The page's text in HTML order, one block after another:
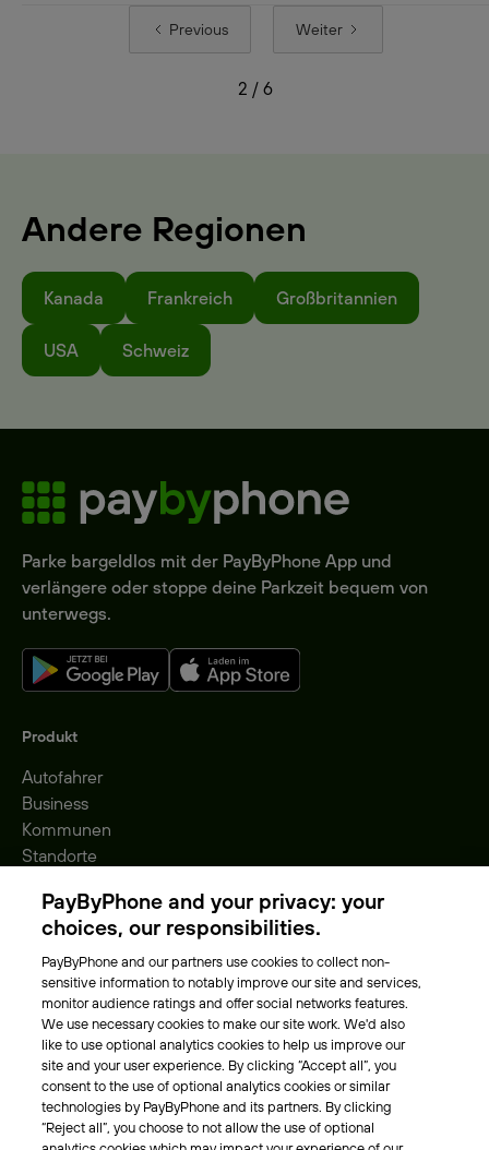
Previous Weiter
2 / 6
Andere Regionen
Kanada Frankreich Großbritannien
USA Schweiz
Parke bargeldlos mit der PayByPhone App und
verlängere oder stoppe deine Parkzeit bequem von
unterwegs.
Produkt
Autofahrer
Business
Kommunen
Standorte
Park-Vignette
Über Uns
Unser Team
Karriere
Presse
Blog
Kontakt & Hilfe
PayByPhone and your privacy: your
choices, our responsibilities.
PayByPhone and our partners use cookies to collect non-
sensitive information to notably improve our site and services,
monitor audience ratings and offer social networks features.
We use necessary cookies to make our site work. We'd also
like to use optional analytics cookies to help us improve our
site and your user experience. By clicking “Accept all”, you
consent to the use of optional analytics cookies or similar
technologies by PayByPhone and its partners. By clicking
“Reject all”, you choose to not allow the use of optional